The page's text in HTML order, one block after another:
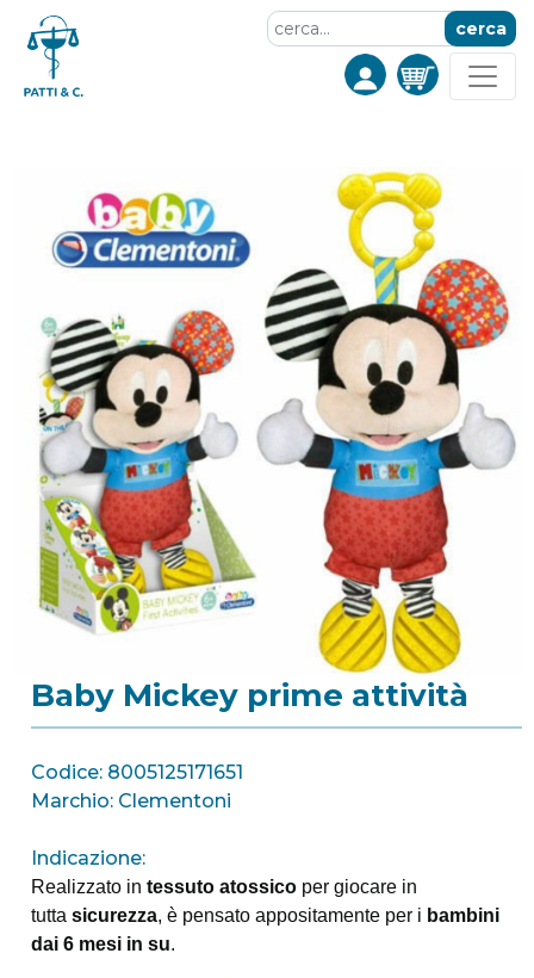
cerca
Baby Mickey prime attività
Codice: 8005125171651
Marchio: Clementoni
Indicazione:
Realizzato in tessuto atossico per giocare in
tutta sicurezza, è pensato appositamente per i bambini
dai 6 mesi in su.